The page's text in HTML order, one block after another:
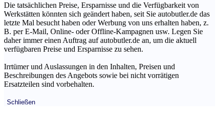
Die tatsächlichen Preise, Ersparnisse und die Verfügbarkeit von
Werkstätten könnten sich geändert haben, seit Sie autobutler.de das
letzte Mal besucht haben oder Werbung von uns erhalten haben, z.
B. per E-Mail, Online- oder Offline-Kampagnen usw. Legen Sie
daher immer einen Auftrag auf autobutler.de an, um die aktuell
verfügbaren Preise und Ersparnisse zu sehen.
Irrtümer und Auslassungen in den Inhalten, Preisen und
Beschreibungen des Angebots sowie bei nicht vorrätigen
Ersatzteilen sind vorbehalten.
Schließen